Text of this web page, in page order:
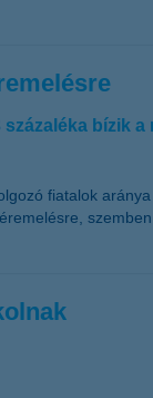
bízik a
fiatalok